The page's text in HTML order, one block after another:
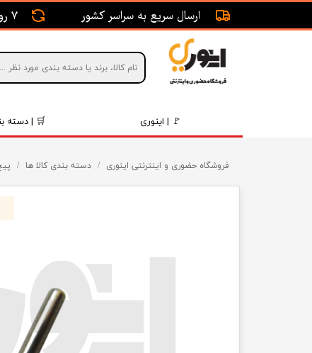
🚩 | اینوری 🛒 | دسته
ارسال سریع به سراسر کشور 7 روز ضمانت بازگشت
فروشگاه حضوری و اینترنتی اینوری دسته بندی کالا ها